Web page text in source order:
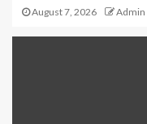
August 7, 2026 Admin